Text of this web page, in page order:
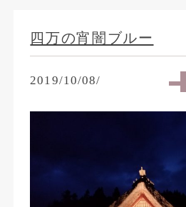
四万の宵闇ブルー
2019/10/08/